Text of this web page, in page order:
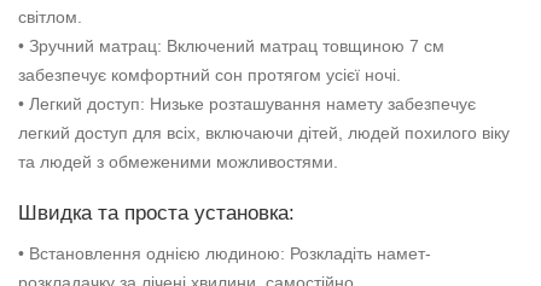
світлом.
• Зручний матрац: Включений матрац товщиною 7 см
забезпечує комфортний сон протягом усієї ночі.
• Легкий доступ: Низьке розташування намету забезпечує
легкий доступ для всіх, включаючи дітей, людей похилого віку
та людей з обмеженими можливостями.
Швидка та проста установка:
• Встановлення однією людиною: Розкладіть намет-